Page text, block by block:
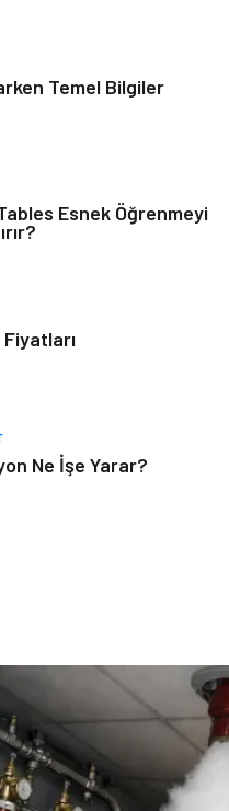
Rehberi
& Çocuk
sağlığı
Temel Bilgiler
Esnek Öğrenmeyi
Ne İşe Yarar?